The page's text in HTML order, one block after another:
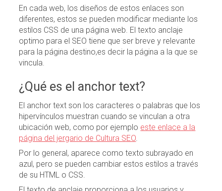
En cada web, los diseños de estos enlaces son
diferentes, estos se pueden modificar mediante los
estilos CSS de una página web. El texto anclaje
optimo para el SEO tiene que ser breve y relevante
para la página destino,es decir la página a la que se
vincula.
¿Qué es el anchor text?
El anchor text son los caracteres o palabras que los
hipervínculos muestran cuando se vinculan a otra
ubicación web, como por ejemplo este enlace a la
página del jergario de Cultura SEO.
Por lo general, aparece como texto subrayado en
azul, pero se pueden cambiar estos estilos a través
de su HTML o CSS.